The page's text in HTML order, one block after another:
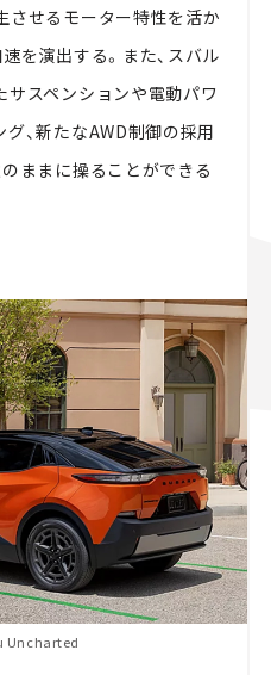
させるモーター特性を活か
を演出する。また、スバル
スペンションや電動パワ
、新たなAWD制御の採用
ままに操ることができる
Uncharted